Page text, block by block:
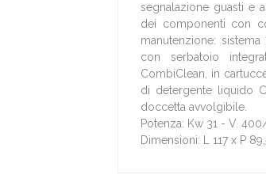
segnalazione guasti e
dei componenti con
manutenzione:
con serbatoio
CombiClean, in
di detergente liquido
doccetta avvolgibile.
Potenza: Kw 31 - V.
Dimensioni: L 117 x P